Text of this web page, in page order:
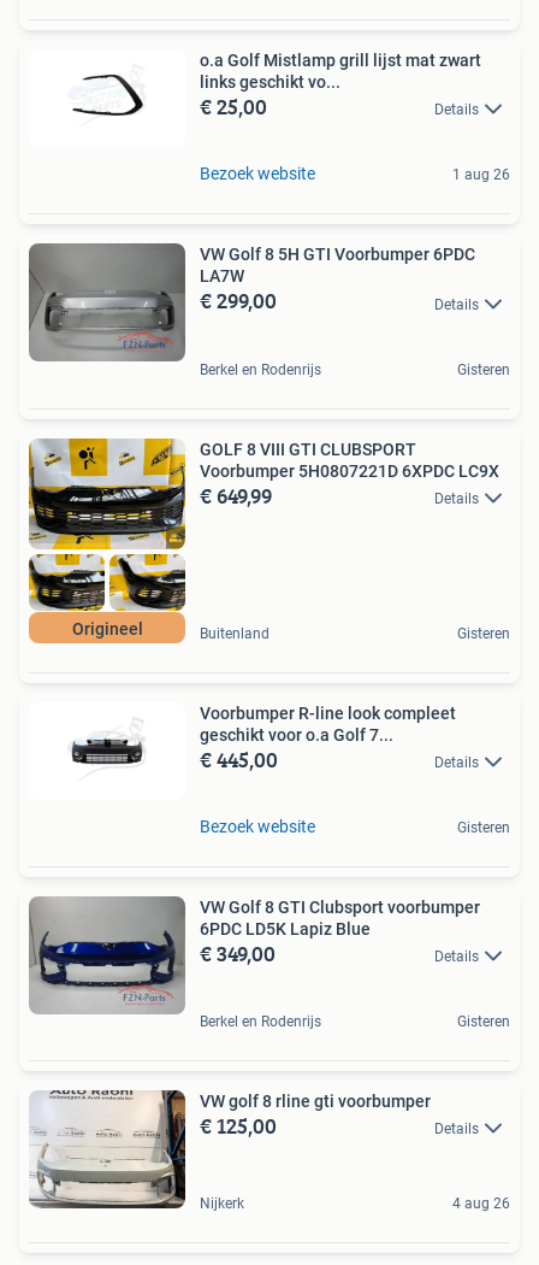
o.a Golf Mistlamp grill lijst mat zwart
links geschikt vo...
€ 25,00 Details
Bezoek website 1 aug 26
VW Golf 8 5H GTI Voorbumper 6PDC
LA7W
€ 299,00 Details
Berkel en Rodenrijs Gisteren
Origineel
GOLF 8 VIII GTI CLUBSPORT
Voorbumper 5H0807221D 6XPDC LC9X
€ 649,99 Details
Buitenland Gisteren
Voorbumper R-line look compleet
geschikt voor o.a Golf 7...
€ 445,00 Details
Bezoek website Gisteren
VW Golf 8 GTI Clubsport voorbumper
6PDC LD5K Lapiz Blue
€ 349,00 Details
Berkel en Rodenrijs Gisteren
VW golf 8 rline gti voorbumper
€ 125,00 Details
Nijkerk 4 aug 26